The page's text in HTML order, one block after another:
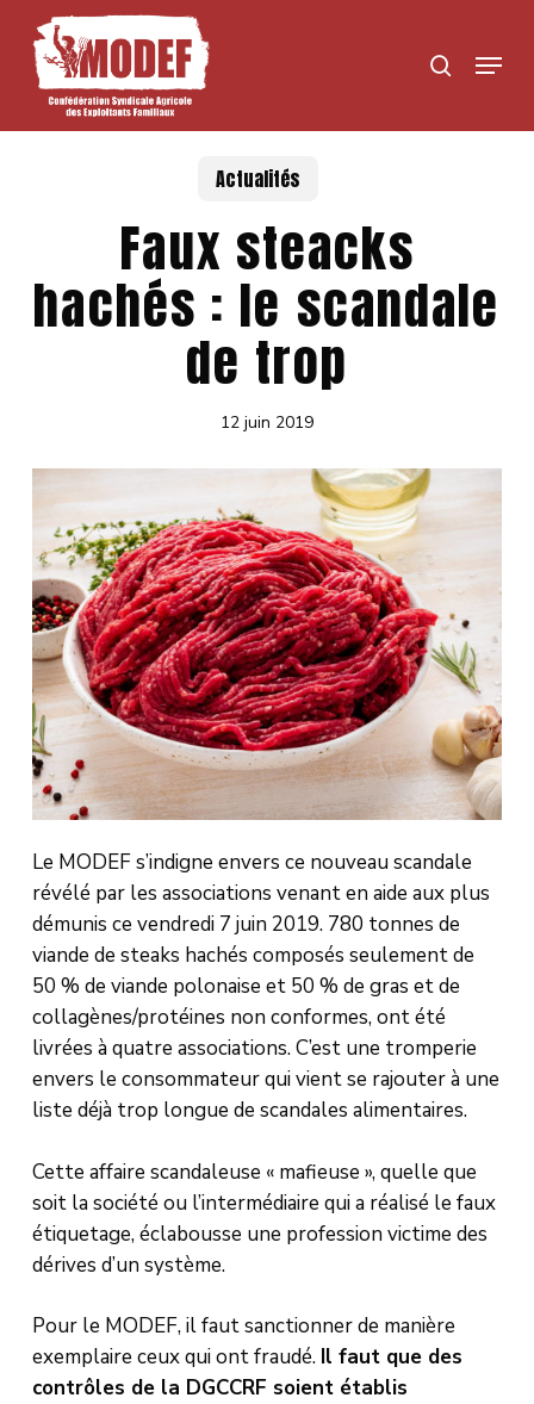
content
search
Menu
Actualités
Faux steacks
hachés : le scandale
de trop
12 juin 2019
Le MODEF s’indigne envers ce nouveau scandale
révélé par les associations venant en aide aux plus
démunis ce vendredi 7 juin 2019. 780 tonnes de
viande de steaks hachés composés seulement de
50 % de viande polonaise et 50 % de gras et de
collagènes/protéines non conformes, ont été
livrées à quatre associations. C’est une tromperie
envers le consommateur qui vient se rajouter à une
liste déjà trop longue de scandales alimentaires.
Cette affaire scandaleuse « mafieuse », quelle que
soit la société ou l’intermédiaire qui a réalisé le faux
étiquetage, éclabousse une profession victime des
dérives d’un système.
Pour le MODEF, il faut sanctionner de manière
exemplaire ceux qui ont fraudé. Il faut que des
contrôles de la DGCCRF soient établis